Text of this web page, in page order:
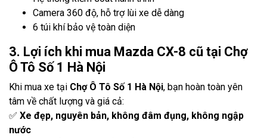
Camera 360 độ, hỗ trợ lùi xe dễ dàng
6 túi khí bảo vệ toàn diện
3. Lợi ích khi mua Mazda CX-8 cũ tại Chợ
Ô Tô Số 1 Hà Nội
Khi mua xe tại Chợ Ô Tô Số 1 Hà Nội, bạn hoàn toàn yên
tâm về chất lượng và giá cả:
✅ Xe đẹp, nguyên bản, không đâm đụng, không ngập
nước